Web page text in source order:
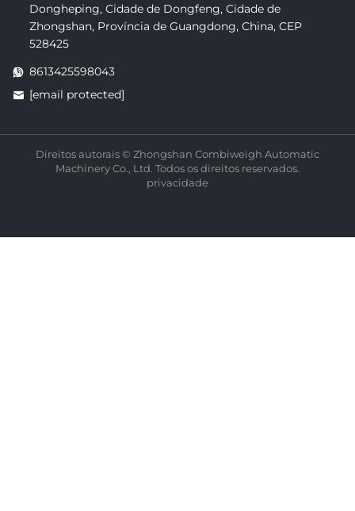
Dongheping, Cidade de Dongfeng, Cidade de
Zhongshan, Província de Guangdong, China, CEP
528425
8613425598043
[email protected]
Direitos autorais © Zhongshan Combiweigh Automatic
Machinery Co., Ltd. Todos os direitos reservados.
privacidade